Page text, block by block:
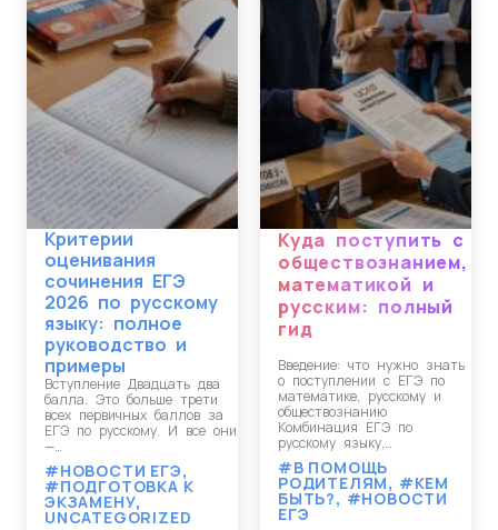
Критерии
оценивания
сочинения ЕГЭ
2026 по русскому
языку: полное
руководство и
примеры
Вступление Двадцать два
балла. Это больше трети
всех первичных баллов за
ЕГЭ по русскому. И все они
—…
#НОВОСТИ ЕГЭ,
#ПОДГОТОВКА К
ЭКЗАМЕНУ,
UNCATEGORIZED
Куда поступить с
обществознанием,
математикой и
русским: полный
гид
Введение: что нужно знать
о поступлении с ЕГЭ по
математике, русскому и
обществознанию
Комбинация ЕГЭ по
русскому языку,…
#В ПОМОЩЬ
РОДИТЕЛЯМ, #КЕМ
БЫТЬ?, #НОВОСТИ
ЕГЭ